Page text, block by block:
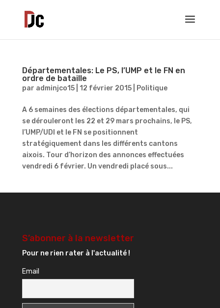
Départementales: Le PS, l’UMP et le FN en
ordre de bataille
par adminjco15| 12 février 2015| Politique
A 6 semaines des élections départementales, qui
se dérouleront les 22 et 29 mars prochains, le PS,
l’UMP/UDI et le FN se positionnent
stratégiquement dans les différents cantons
aixois. Tour d’horizon des annonces effectuées
vendredi 6 février. Un vendredi placé sous...
S’abonner à la newsletter
Pour ne rien rater à l'actualité !
Email